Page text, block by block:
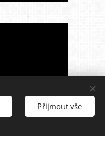
Přijmout vše